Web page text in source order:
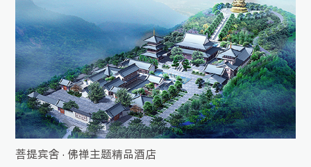
菩提宾舍 · 佛禅主题精品酒店